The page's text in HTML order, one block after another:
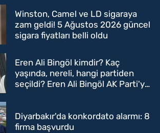
Winston, Camel ve LD sigaraya
zam geldi! 5 Ağustos 2026 güncel
sigara fiyatları belli oldu
Eren Ali Bingöl kimdir? Kaç
yaşında, nereli, hangi partiden
seçildi? Eren Ali Bingöl AK Parti'ye
Diyarbakır'da konkordato alarmı: 8
firma başvurdu